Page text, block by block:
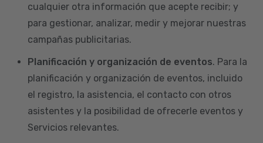
cualquier otra información que acepte recibir; y
para gestionar, analizar, medir y mejorar nuestras
campañas publicitarias.
Planificación y organización de eventos. Para la
planificación y organización de eventos, incluido
el registro, la asistencia, el contacto con otros
asistentes y la posibilidad de ofrecerle eventos y
Servicios relevantes.